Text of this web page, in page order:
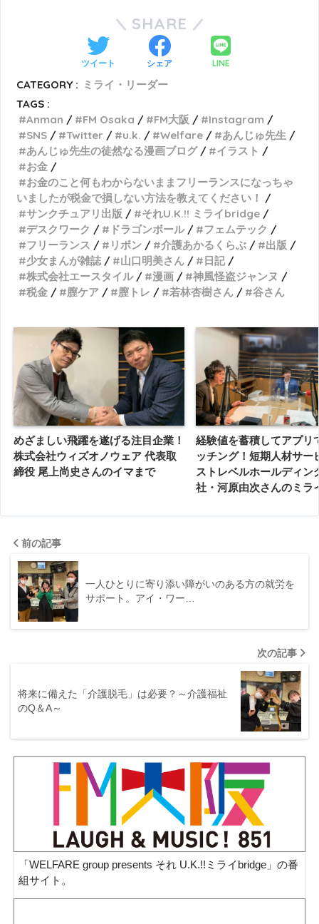
SHARE
ツイート シェア LINE
CATEGORY : ミライ・リーダー
TAGS :
Anman
FM Osaka FM大阪
Instagram
SNS
Twitter u.k. Welfare
あんじゅ先生
あんじゅ先生の徒然なる漫画ブログ
イラスト
お金
お金のこと何もわからないままフリーランスになっちゃ
いましたが税金で損しない方法を教えてください！
サンクチュアリ出版
それU.K.!! ミライbridge
デスクワーク
ドラゴンボール
フェムテック
フリーランス
リボン 介護あかるくらぶ
出版
少女まんが雑誌
山口明美さん
日記
株式会社エースタイル
漫画
神風怪盗ジャンヌ
税金
膣ケア 膣トレ 若林杏樹さん 谷さん
めざましい飛躍を遂げる注目企業！
株式会社ウィズオノウェア 代表取
締役 尾上尚史さんのイマまで
経験値を蓄積してアプリ
ッチング！短期人材サー
ストレベルホールディン
社・河原由次さんのミラ
前の記事
一人ひとりに寄り添い障がいのある方の就労を
サポート。アイ・ワー…
次の記事
将来に備えた「介護脱毛」は必要？～介護福祉
のQ＆A～
「WELFARE group presents それ U.K.!!ミライbridge」の番
組サイト。